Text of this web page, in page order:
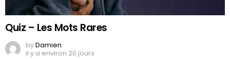
Quiz – Les Mots Rares
byDamien
il y a environ 20 jours